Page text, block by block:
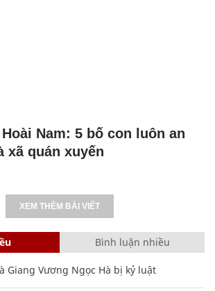
Nam: 5 bố con luôn an
xã quán xuyến
XEM THÊM BÀI VIẾT
Bình luận nhiều
Giang Vương Ngọc Hà bị kỷ luật